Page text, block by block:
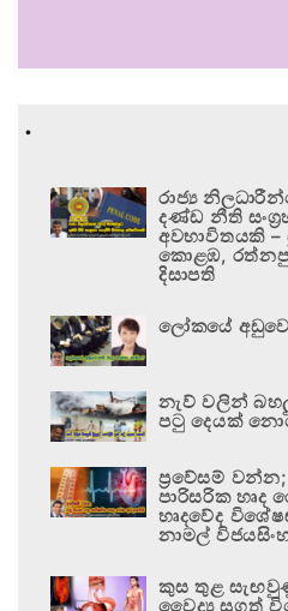
.
රාජ්‍ය
දණ්ඩ නීති
අවභාවිතයකි
කොළඹ,
දිසාපති
ලෝකයේ
නැව් වලින්
පටු දෙයක්
ප්‍රවේසම්
පාරිසරික හෘද
හෘදවේද
නාමල්
කුස තුළ
වෛද්‍ය සුගත්